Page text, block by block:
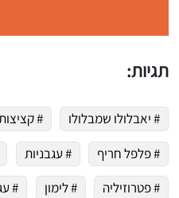
תגיות:
# יאבלולו שמבלולו #
# פלפל חריף
# עגבניות
# פטרוזיליה
# לימון #